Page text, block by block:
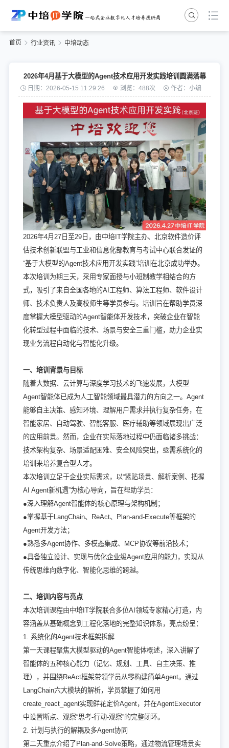
首页 行业资讯 中培动态
2026年4月基于大模型的Agent技术应用开发实践培训圆满落幕
日期：2026-05-15 11:29:26 浏览：488次 作者：小编
2026年4月27日至29日，由中培IT学院主办、北京软件造价评
估技术创新联盟与工业和信息化部教育与考试中心联合发证的
“基于大模型的Agent技术应用开发实践”培训在北京成功举办。
本次培训为期三天，采用专家面授与小班制教学相结合的方
式，吸引了来自全国各地的AI工程师、算法工程师、软件设计
师、技术负责人及高校师生等学员参与。培训旨在帮助学员深
度掌握大模型驱动的Agent智能体开发技术，突破企业在智能
化转型过程中面临的技术、场景与安全三重门槛，助力企业实
现业务流程自动化与智能化升级。
一、培训背景与目标
随着大数据、云计算与深度学习技术的飞速发展，大模型
Agent智能体已成为人工智能领域最具潜力的方向之一。Agent
能够自主决策、感知环境、理解用户需求并执行复杂任务，在
智能家居、自动驾驶、智能客服、医疗辅助等领域展现出广泛
的应用前景。然而，企业在实际落地过程中仍面临诸多挑战：
技术架构复杂、场景适配困难、安全风险突出，亟需系统化的
培训来培养复合型人才。
本次培训立足于企业实际需求，以“紧贴场景、解析案例、把握
AI Agent新机遇”为核心导向，旨在帮助学员：
●深入理解Agent智能体的核心原理与架构机制；
●掌握基于LangChain、ReAct、Plan-and-Execute等框架的
Agent开发方法；
●熟悉多Agent协作、多模态集成、MCP协议等前沿技术；
●具备独立设计、实现与优化企业级Agent应用的能力，实现从
传统思维向数字化、智能化思维的跨越。
二、培训内容与亮点
本次培训课程由中培IT学院联合多位AI领域专家精心打造，内
容涵盖从基础概念到工程化落地的完整知识体系，亮点纷呈：
1. 系统化的Agent技术框架拆解
第一天课程聚焦大模型驱动的Agent智能体概述，深入讲解了
智能体的五种核心能力（记忆、规划、工具、自主决策、推
理），并围绕ReAct框架带领学员从零构建简单Agent。通过
LangChain六大模块的解析，学员掌握了如何用
create_react_agent实现鲜花定价Agent，并在AgentExecutor
中设置断点、观察“思考-行动-观察”的完整闭环。
2. 计划与执行的解耦及多Agent协同
第二天重点介绍了Plan-and-Solve策略，通过物流管理场景实